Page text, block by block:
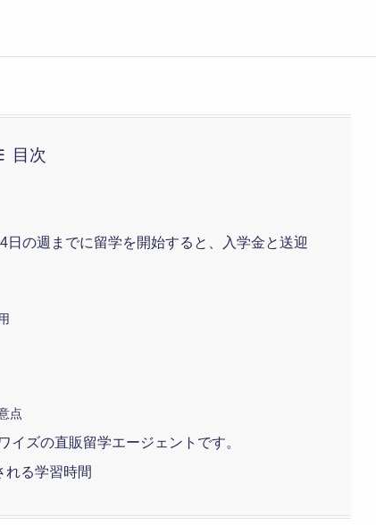
目次
日の週までに留学を開始すると、入学金と送迎
点
イズの直販留学エージェントです。
れる学習時間